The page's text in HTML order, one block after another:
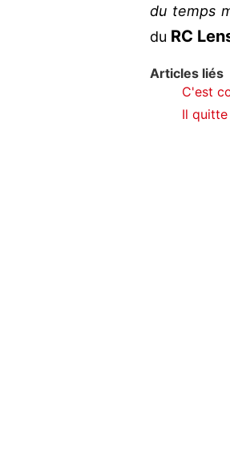
du temps
du RC
Articles liés
C'est
Il